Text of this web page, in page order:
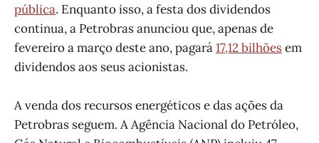
pública. Enquanto isso, a festa dos dividendos
continua, a Petrobras anunciou que, apenas de
fevereiro a março deste ano, pagará17,12 bilhõesem
dividendos aos seus acionistas.
A venda dos recursos energéticos e das ações da
Petrobras seguem. A Agência Nacional do Petróleo,